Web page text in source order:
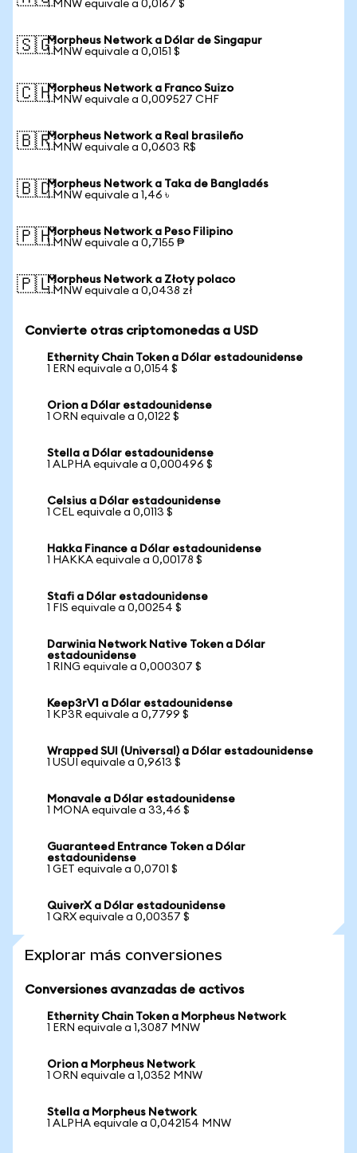
1 MNW equivale a 0,0167 $
🇸🇬Morpheus Network a Dólar de Singapur
1 MNW equivale a 0,0151 $
🇨🇭Morpheus Network a Franco Suizo
1 MNW equivale a 0,009527 CHF
🇧🇷Morpheus Network a Real brasileño
1 MNW equivale a 0,0603 R$
🇧🇩Morpheus Network a Taka de Bangladés
1 MNW equivale a 1,46 ৳
🇵🇭Morpheus Network a Peso Filipino
1 MNW equivale a 0,7155 ₱
🇵🇱Morpheus Network a Złoty polaco
1 MNW equivale a 0,0438 zł
Convierte otras criptomonedas a USD
Ethernity Chain Token a Dólar estadounidense
1 ERN equivale a 0,0154 $
Orion a Dólar estadounidense
1 ORN equivale a 0,0122 $
Stella a Dólar estadounidense
1 ALPHA equivale a 0,000496 $
Celsius a Dólar estadounidense
1 CEL equivale a 0,0113 $
Hakka Finance a Dólar estadounidense
1 HAKKA equivale a 0,00178 $
Stafi a Dólar estadounidense
1 FIS equivale a 0,00254 $
Darwinia Network Native Token a Dólar
estadounidense
1 RING equivale a 0,000307 $
Keep3rV1 a Dólar estadounidense
1 KP3R equivale a 0,7799 $
Wrapped SUI (Universal) a Dólar estadounidense
1 USUI equivale a 0,9613 $
Monavale a Dólar estadounidense
1 MONA equivale a 33,46 $
Guaranteed Entrance Token a Dólar
estadounidense
1 GET equivale a 0,0701 $
QuiverX a Dólar estadounidense
1 QRX equivale a 0,00357 $
Explorar más conversiones
Conversiones avanzadas de activos
Ethernity Chain Token a Morpheus Network
1 ERN equivale a 1,3087 MNW
Orion a Morpheus Network
1 ORN equivale a 1,0352 MNW
Stella a Morpheus Network
1 ALPHA equivale a 0,042154 MNW